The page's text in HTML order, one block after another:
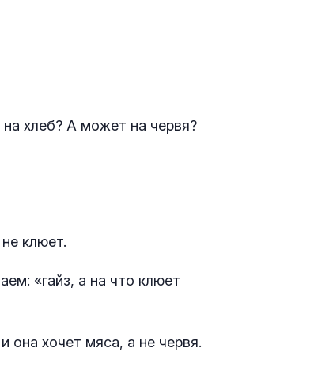
хлеб? А может на червя?
клюет.
«гайз, а на что клюет
хочет мяса, а не червя.